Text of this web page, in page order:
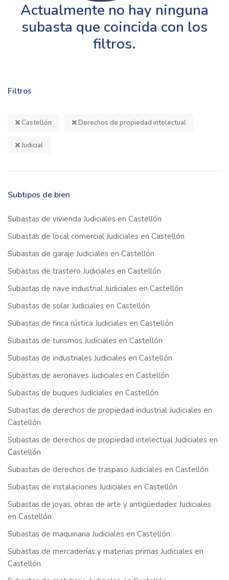
Filtros
Castellón Derechos de propiedad intelectual
Judicial
Subtipos de bien
Subastas de vivienda Judiciales en Castellón
Subastas de local comercial Judiciales en Castellón
Subastas de garaje Judiciales en Castellón
Subastas de trastero Judiciales en Castellón
Subastas de nave industrial Judiciales en Castellón
Subastas de solar Judiciales en Castellón
Subastas de finca rústica Judiciales en Castellón
Subastas de turismos Judiciales en Castellón
Subastas de industriales Judiciales en Castellón
Subastas de aeronaves Judiciales en Castellón
Subastas de buques Judiciales en Castellón
Subastas de derechos de propiedad industrial Judiciales en
Castellón
Subastas de derechos de propiedad intelectual Judiciales en
Castellón
Subastas de derechos de traspaso Judiciales en Castellón
Subastas de instalaciones Judiciales en Castellón
Subastas de joyas, obras de arte y antigüedades Judiciales
en Castellón
Subastas de maquinaria Judiciales en Castellón
Subastas de mercaderías y materias primas Judiciales en
Castellón
Actualmente no hay ninguna
subasta que coincida con los
filtros.